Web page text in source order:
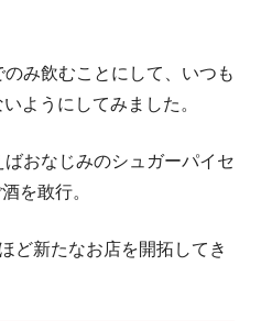
み飲むことにして、いつも
ようにしてみました。
おなじみのシュガーパイセ
を敢行。
ど新たなお店を開拓してき